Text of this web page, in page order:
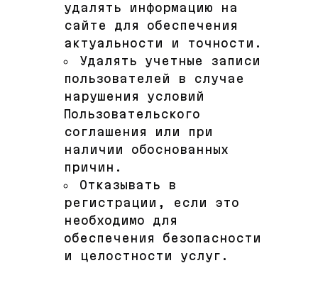
удалять информацию на
сайте для обеспечения
актуальности и точности.
Удалять учетные записи
пользователей в случае
нарушения условий
Пользовательского
соглашения или при
наличии обоснованных
причин.
Отказывать в
регистрации, если это
необходимо для
обеспечения безопасности
и целостности услуг.